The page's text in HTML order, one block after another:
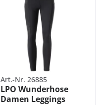
Art.-Nr. 26885
LPO Wunderhose
Damen Leggings